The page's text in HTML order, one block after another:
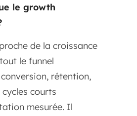
le growth
de la croissance
le funnel
rétention,
courts
mesurée. Il